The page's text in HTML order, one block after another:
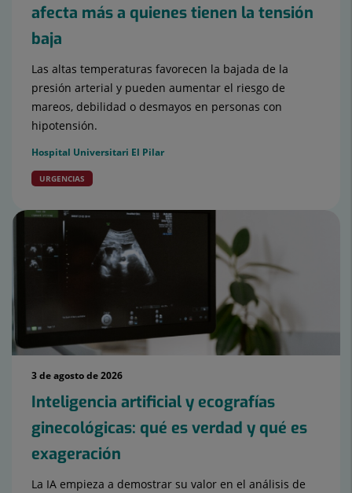
afecta más a quienes tienen la tensión
baja
Las altas temperaturas favorecen la bajada de la
presión arterial y pueden aumentar el riesgo de
mareos, debilidad o desmayos en personas con
hipotensión.
Hospital Universitari El Pilar
URGENCIAS
3 de agosto de 2026
Inteligencia artificial y ecografías
ginecológicas: qué es verdad y qué es
exageración
La IA empieza a demostrar su valor en el análisis de